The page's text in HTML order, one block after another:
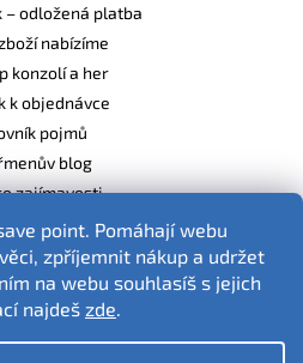
point. Pomáhají webu
zpříjemnit nákup a udržet
na webu souhlasíš s jejich
najdeš zde.
– odložená platba
nabízíme
konzolí a her
k objednávce
pojmů
blog
zajímavosti
ekologicky
jsou ilustrativní.